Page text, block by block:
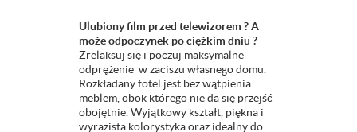
Ulubiony film przed telewizorem ? A
może odpoczynek po ciężkim dniu ?
Zrelaksuj się i poczuj maksymalne
odprężenie w zaciszu własnego domu.
Rozkładany fotel jest bez wątpienia
meblem, obok którego nie da się przejść
obojętnie. Wyjątkowy kształt, piękna i
wyrazista kolorystyka oraz idealny do